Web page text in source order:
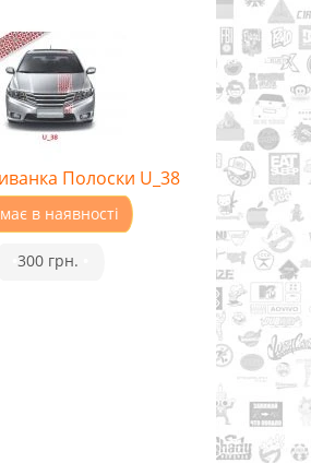
Полоски U_38
в наявності
300 грн.